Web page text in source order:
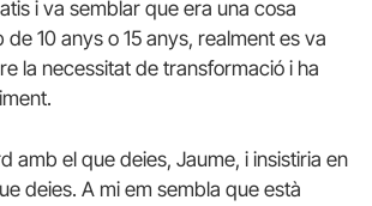
i va semblar que era una cosa
10 anys o 15 anys, realment es va
la necessitat de transformació i ha
amb el que deies, Jaume, i insistiria en
deies. A mi em sembla que està